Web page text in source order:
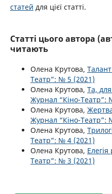
статей для цієї статті.
Статті цього автора
читають
Олена Крутова,
Театр”: № 5 (2021)
Олена Крутова, Та,
Журнал “Кіно-Театр”:
Олена Крутова,
Журнал “Кіно-Театр”:
Олена Крутова,
Театр”: № 4 (2021)
Олена Крутова,
Театр”: № 3 (2021)